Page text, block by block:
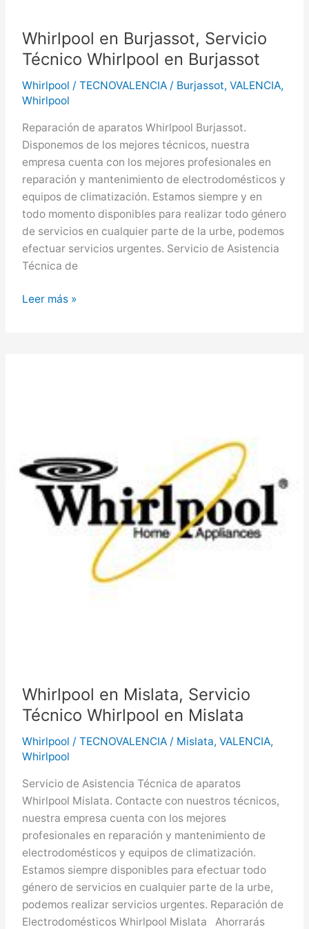
Whirlpool en Burjassot, Servicio
Técnico Whirlpool en Burjassot
Whirlpool / TECNOVALENCIA / Burjassot, VALENCIA,
Whirlpool
Reparación de aparatos Whirlpool Burjassot.
Disponemos de los mejores técnicos, nuestra
empresa cuenta con los mejores profesionales en
reparación y mantenimiento de electrodomésticos y
equipos de climatización. Estamos siempre y en
todo momento disponibles para realizar todo género
de servicios en cualquier parte de la urbe, podemos
efectuar servicios urgentes. Servicio de Asistencia
Técnica de
Whirlpool
Leer más »
Whirlpool en Mislata, Servicio
Técnico Whirlpool en Mislata
Whirlpool / TECNOVALENCIA / Mislata, VALENCIA,
Whirlpool
Servicio de Asistencia Técnica de aparatos
Whirlpool Mislata. Contacte con nuestros técnicos,
nuestra empresa cuenta con los mejores
profesionales en reparación y mantenimiento de
electrodomésticos y equipos de climatización.
Estamos siempre disponibles para efectuar todo
género de servicios en cualquier parte de la urbe,
podemos realizar servicios urgentes. Reparación de
Electrodomésticos Whirlpool Mislata Ahorrarás